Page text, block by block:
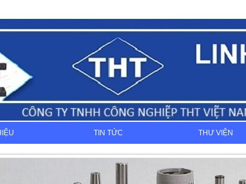
TIN TỨC THƯ VIỆN